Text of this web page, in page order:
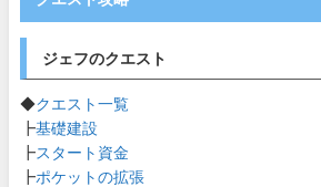
ジェフのクエスト
◆クエスト一覧
┣基礎建設
┣スタート資金
┣ポケットの拡張